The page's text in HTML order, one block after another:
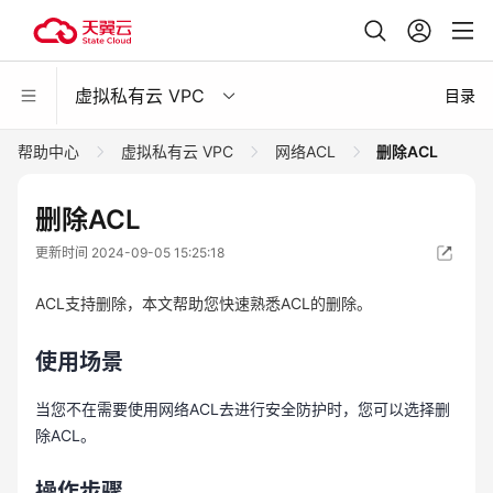
虚拟私有云 VPC 目录
帮助中心 虚拟私有云 VPC 网络ACL 删除ACL
删除ACL
更新时间 2024-09-05 15:25:18
ACL支持删除，本文帮助您快速熟悉ACL的删除。
使用场景
当您不在需要使用网络ACL去进行安全防护时，您可以选择删
除ACL。